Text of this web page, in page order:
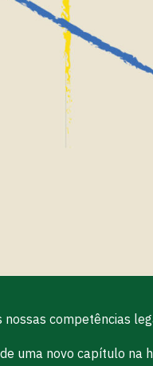
nossas competências
uma novo capítulo na